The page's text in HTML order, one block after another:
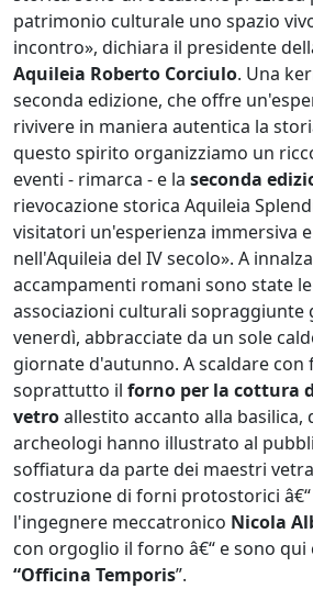
patrimonio culturale uno spazio
incontro», dichiara il presidente
Aquileia Roberto Corciulo. Una
seconda edizione, che offre
rivivere in maniera autentica la
questo spirito organizziamo un
eventi - rimarca - e la seconda
rievocazione storica Aquileia
visitatori un'esperienza immersiva
nell'Aquileia del IV secolo». A
accampamenti romani sono state
associazioni culturali sopraggiunte
venerdì, abbracciate da un sole
giornate d'autunno. A scaldare con
soprattutto il forno per la cottura
vetroallestito accanto alla basilica,
archeologi hanno illustrato al
soffiatura da parte dei maestri
costruzione di forni protostorici
l'ingegnere meccatronico Nicola
con orgoglio il forno â€“ e sono
“Officina Temporis”.